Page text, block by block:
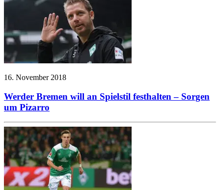
16. November 2018
Werder Bremen will an Spielstil festhalten – Sorgen
um Pizarro